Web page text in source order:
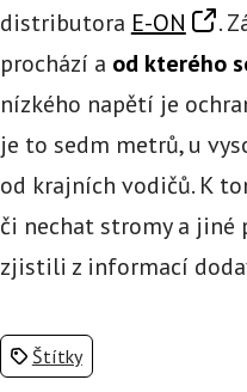
distributora E-ON
.
prochází a od kterého
nízkého napětí je
je to sedm metrů, u
od krajních vodičů. K
či nechat stromy a jiné
zjistili z informací
Štítky